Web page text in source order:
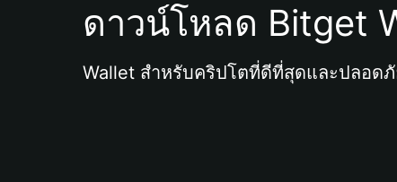
ดาวน์โหลด Bitget
Wallet สำหรับคริปโตที่ดีที่สุดและปลอด